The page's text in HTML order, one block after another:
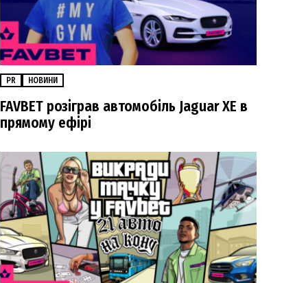
PR НОВИНИ
FAVBET розіграв автомобіль Jaguar XE в
прямому ефірі